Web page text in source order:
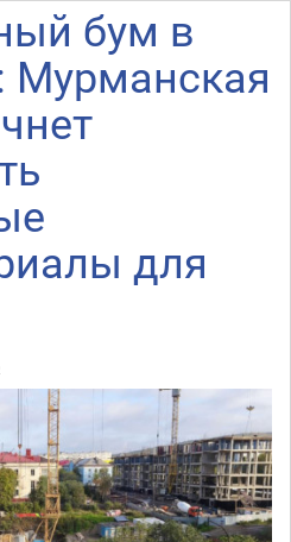
бум в
Мурманская
для